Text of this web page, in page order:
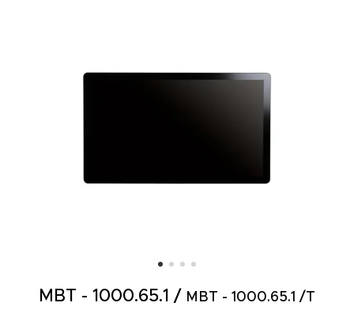
MBT - 1000.65.1 / MBT - 1000.65.1 /T